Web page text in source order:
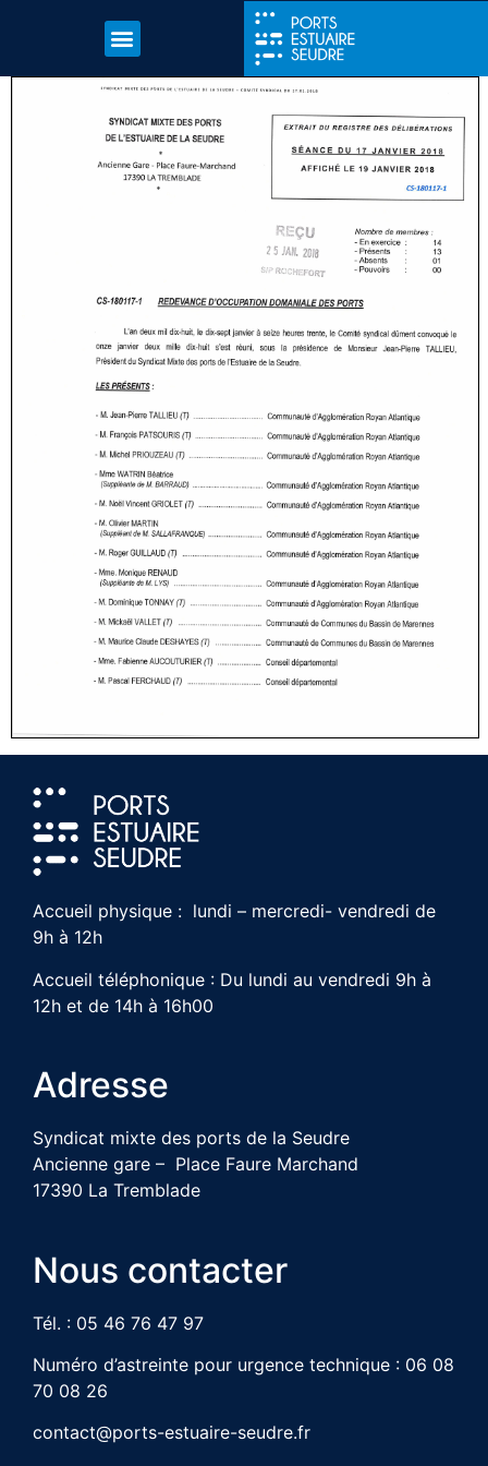
Accueil physique : lundi – mercredi- vendredi de
9h à 12h
Accueil téléphonique : Du lundi au vendredi 9h à
12h et de 14h à 16h00
Adresse
Syndicat mixte des ports de la Seudre
Ancienne gare – Place Faure Marchand
17390 La Tremblade
Nous contacter
Tél. : 05 46 76 47 97
Numéro d’astreinte pour urgence technique : 06 08
70 08 26
contact@ports-estuaire-seudre.fr